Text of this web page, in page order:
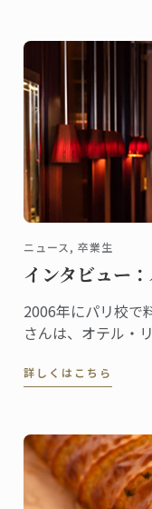
ニュース, 卒業生
インタビュー
2006年にパリ校で
さんは、オテル・
の高級リゾート、
詳しくはこちら